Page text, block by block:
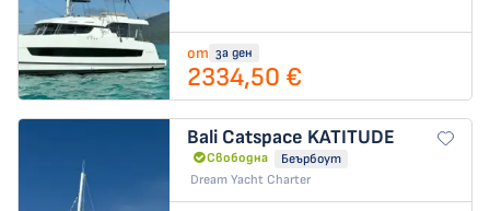
от за ден
2334,50 €
Bali Catspace KATITUDE
Свободна
Беърбоут
Dream Yacht Charter